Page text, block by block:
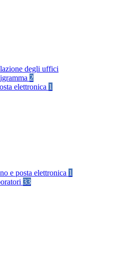
degli uffici
2
elettronica 1
e posta elettronica 1
33